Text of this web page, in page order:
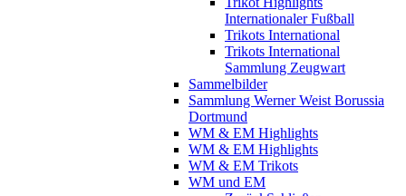
Internationaler Fußball
Trikots International
Trikots International
Sammlung Zeugwart
Sammelbilder
Sammlung Werner Weist Borussia
Dortmund
WM & EM Highlights
WM & EM Highlights
WM & EM Trikots
WM und EM